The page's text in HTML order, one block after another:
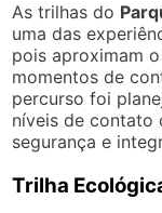
As trilhas do
uma das
pois aproximam
momentos de
percurso foi
níveis de contato
segurança e
Trilha